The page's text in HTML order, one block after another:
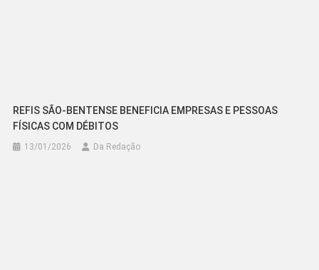
REFIS SÃO-BENTENSE BENEFICIA EMPRESAS E PESSOAS
FÍSICAS COM DÉBITOS
13/01/2026 Da Redação